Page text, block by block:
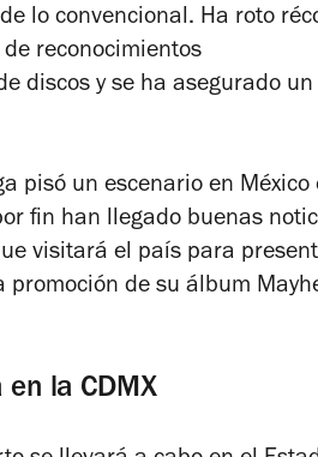
lo convencional. Ha roto
reconocimientos
discos y se ha asegurado un
pisó un escenario en México
fin han llegado buenas
visitará el país para
promoción de su álbum
la CDMX